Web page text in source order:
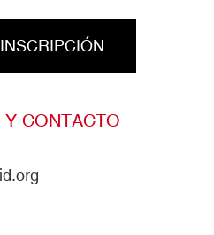
CONTACTO